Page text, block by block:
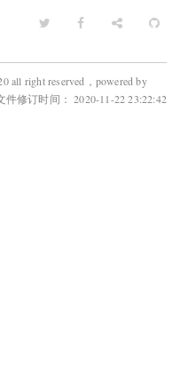
all right reserved，powered by
件修订时间： 2020-11-22 23:22:42